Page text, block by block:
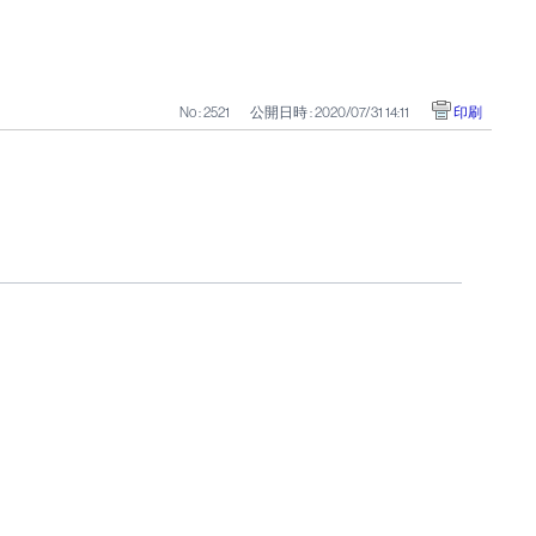
No : 2521 公開日時 : 2020/07/31 14:11 印刷